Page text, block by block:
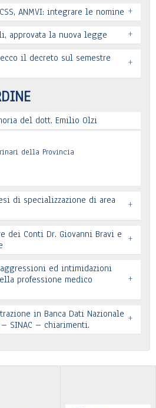
ANMVI: integrare le nomine +
approvata la nuova legge +
il decreto sul semestre
+
del dott. Emilio Olzi
della Provincia
di specializzazione di area
+
dei Conti Dr. Giovanni Bravi e +
aggressioni ed intimidazioni
professione medico
+
pervenuta
in Banca Dati Nazionale
SINAC – chiarimenti.
+